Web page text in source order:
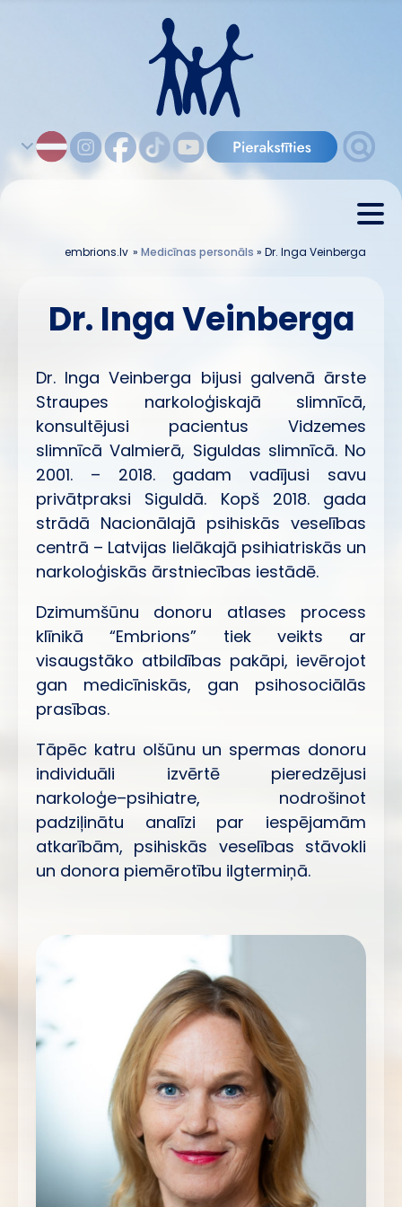
embrions.lv » Medicīnas personāls » Dr. Inga Veinberga
Dr. Inga Veinberga
Dr. Inga Veinberga bijusi galvenā ārste
Straupes narkoloģiskajā slimnīcā,
konsultējusi pacientus Vidzemes
slimnīcā Valmierā, Siguldas slimnīcā. No
2001. – 2018. gadam vadījusi savu
privātpraksi Siguldā. Kopš 2018. gada
strādā Nacionālajā psihiskās veselības
centrā – Latvijas lielākajā psihiatriskās un
narkoloģiskās ārstniecības iestādē.
Dzimumšūnu donoru atlases process
klīnikā “Embrions” tiek veikts ar
visaugstāko atbildības pakāpi, ievērojot
gan medicīniskās, gan psihosociālās
prasības.
Tāpēc katru olšūnu un spermas donoru
individuāli izvērtē pieredzējusi
narkoloģe–psihiatre, nodrošinot
padziļinātu analīzi par iespējamām
atkarībām, psihiskās veselības stāvokli
un donora piemērotību ilgtermiņā.